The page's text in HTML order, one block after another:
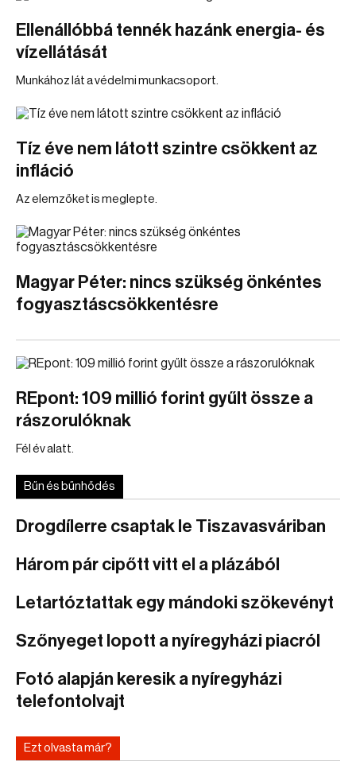
Ellenállóbbá tennék hazánk energia- és
vízellátását
Munkához lát a védelmi munkacsoport.
Tíz éve nem látott szintre csökkent az
infláció
Az elemzőket is meglepte.
Magyar Péter: nincs szükség önkéntes
fogyasztáscsökkentésre
REpont: 109 millió forint gyűlt össze a
rászorulóknak
Fél év alatt.
Bűn és bűnhődés
Drogdílerre csaptak le Tiszavasváriban
Három pár cipőtt vitt el a plázából
Letartóztattak egy mándoki szökevényt
Szőnyeget lopott a nyíregyházi piacról
Fotó alapján keresik a nyíregyházi
telefontolvajt
Ezt olvasta már?